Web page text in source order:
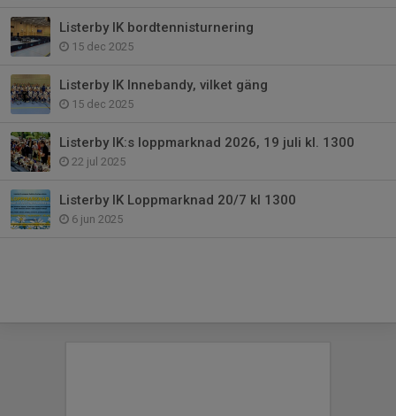
Listerby IK bordtennisturnering
15 dec 2025
Listerby IK Innebandy, vilket gäng
15 dec 2025
Listerby IK:s loppmarknad 2026, 19 juli kl. 1300
22 jul 2025
Listerby IK Loppmarknad 20/7 kl 1300
6 jun 2025